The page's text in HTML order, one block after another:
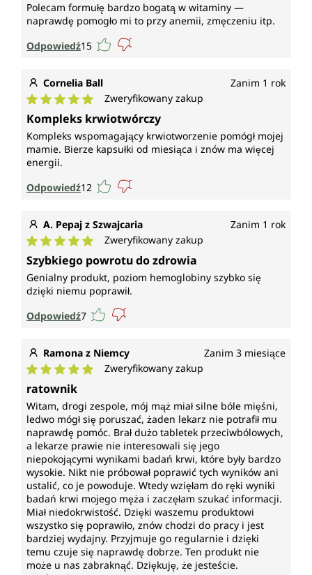
Polecam formułę bardzo bogatą w witaminy —
naprawdę pomogło mi to przy anemii, zmęczeniu itp.
Odpowiedź15
Cornelia Ball Zanim 1 rok
Średnia ocena 5 z 5 gwiazdek
Zweryfikowany zakup
Kompleks krwiotwórczy
Kompleks wspomagający krwiotworzenie pomógł mojej
mamie. Bierze kapsułki od miesiąca i znów ma więcej
energii.
Odpowiedź12
A. Pepaj z Szwajcaria Zanim 1 rok
Średnia ocena 5 z 5 gwiazdek
Zweryfikowany zakup
Szybkiego powrotu do zdrowia
Genialny produkt, poziom hemoglobiny szybko się
dzięki niemu poprawił.
Odpowiedź7
Ramona z Niemcy Zanim 3 miesiące
Średnia ocena 5 z 5 gwiazdek
Zweryfikowany zakup
ratownik
Witam, drogi zespole, mój mąż miał silne bóle mięśni,
ledwo mógł się poruszać, żaden lekarz nie potrafił mu
naprawdę pomóc. Brał dużo tabletek przeciwbólowych,
a lekarze prawie nie interesowali się jego
niepokojącymi wynikami badań krwi, które były bardzo
wysokie. Nikt nie próbował poprawić tych wyników ani
ustalić, co je powoduje. Wtedy wzięłam do ręki wyniki
badań krwi mojego męża i zaczęłam szukać informacji.
Miał niedokrwistość. Dzięki waszemu produktowi
wszystko się poprawiło, znów chodzi do pracy i jest
bardziej wydajny. Przyjmuje go regularnie i dzięki
temu czuje się naprawdę dobrze. Ten produkt nie
może u nas zabraknąć. Dziękuję, że jesteście.